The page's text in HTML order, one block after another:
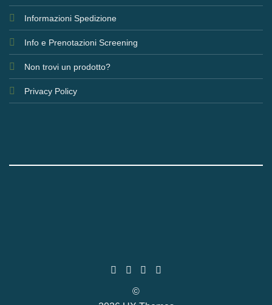
Informazioni Spedizione
Info e Prenotazioni Screening
Non trovi un prodotto?
Privacy Policy
©